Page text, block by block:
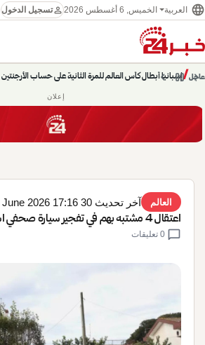
language العربية الخميس, 6 أغسطس 2026 personتسجيل الدخول
عاجل/
إسبانيا أبطال كأس العالم للمرة الثانية على حساب الأرجنتين
حديث الساعة: سيناريوهات قادمة 745
chevron_right
pause
chevron_left
إعلان
العالم آخر تحديث 30 June 2026 17:16
اعتقال 4 مشتبه بهم في تفجير سيارة صحفي استقصائي إيطالي
chat_bubble